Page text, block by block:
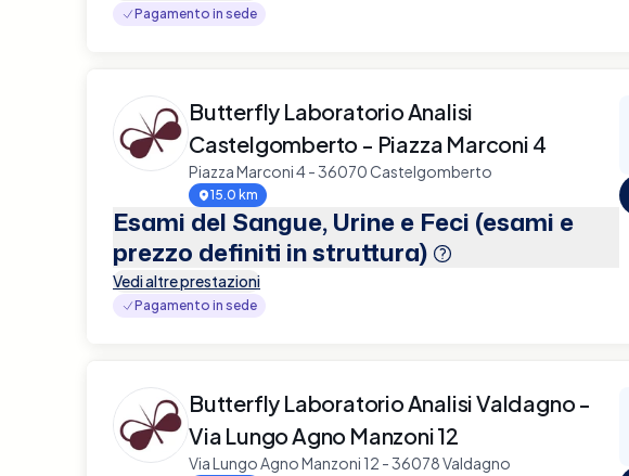
Pagamento in sede
Butterfly Laboratorio Analisi
Castelgomberto - Piazza Marconi 4
Piazza Marconi 4 - 36070 Castelgomberto
15.0 km
Esami del Sangue, Urine e Feci (esami e
prezzo definiti in struttura)
Vedi altre prestazioni
Pagamento in sede
Butterfly Laboratorio Analisi Valdagno -
Via Lungo Agno Manzoni 12
Via Lungo Agno Manzoni 12 - 36078 Valdagno